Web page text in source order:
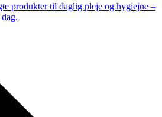
produkter til daglig pleje og hygiejne –